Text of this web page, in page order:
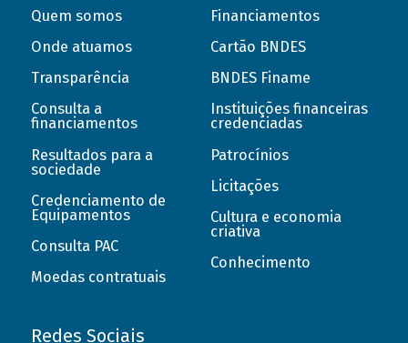
Quem somos
Onde atuamos
Transparência
Consulta a
financiamentos
Resultados para a
sociedade
Credenciamento de
Equipamentos
Consulta PAC
Moedas contratuais
Financiamentos
Cartão BNDES
BNDES Finame
Instituições financeiras
credenciadas
Patrocínios
Licitações
Cultura e economia
criativa
Conhecimento
Redes Sociais